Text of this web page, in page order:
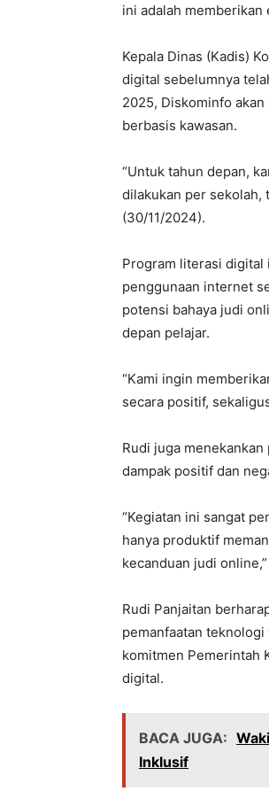
ini adalah memberikan
Kepala Dinas (Kadis)
digital sebelumnya
2025, Diskominfo
berbasis kawasan.
“Untuk tahun depan,
dilakukan per sekolah,
(30/11/2024).
Program literasi digital
penggunaan internet
potensi bahaya judi
depan pelajar.
“Kami ingin
secara positif,
Rudi juga
dampak positif dan
“Kegiatan ini sangat
hanya produktif
kecanduan judi
Rudi Panjaitan
pemanfaatan
komitmen Pemerintah
digital.
BACA JUGA:
Inklusif